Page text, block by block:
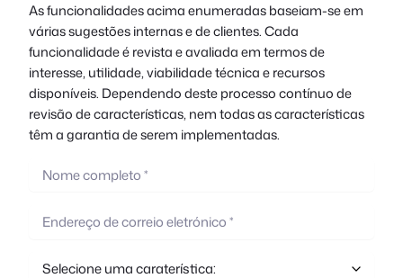
As funcionalidades acima enumeradas baseiam-se em
várias sugestões internas e de clientes. Cada
funcionalidade é revista e avaliada em termos de
interesse, utilidade, viabilidade técnica e recursos
disponíveis. Dependendo deste processo contínuo de
revisão de características, nem todas as características
têm a garantia de serem implementadas.